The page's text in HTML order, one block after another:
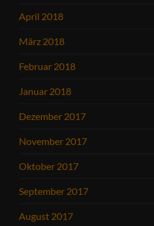
April 2018
März 2018
Februar 2018
Januar 2018
Dezember 2017
November 2017
Oktober 2017
September 2017
August 2017